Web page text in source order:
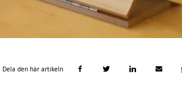
Dela den här artikeln